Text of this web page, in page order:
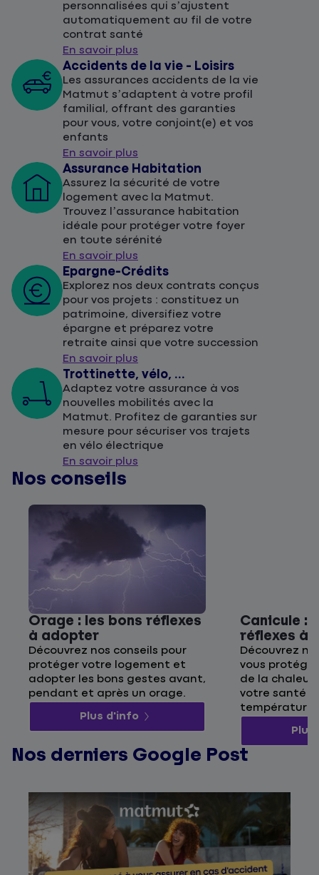
personnalisées qui s’ajustent
automatiquement au fil de votre
contrat santé
En savoir plus
Accidents de la vie - Loisirs
Les assurances accidents de la vie
Matmut s’adaptent à votre profil
familial, offrant des garanties
pour vous, votre conjoint(e) et vos
enfants
En savoir plus
Assurance Habitation
Assurez la sécurité de votre
logement avec la Matmut.
Trouvez l’assurance habitation
idéale pour protéger votre foyer
en toute sérénité
En savoir plus
Epargne-Crédits
Explorez nos deux contrats conçus
pour vos projets : constituez un
patrimoine, diversifiez votre
épargne et préparez votre
retraite ainsi que votre succession
En savoir plus
Trottinette, vélo, ...
Adaptez votre assurance à vos
nouvelles mobilités avec la
Matmut. Profitez de garanties sur
mesure pour sécuriser vos trajets
en vélo électrique
En savoir plus
Nos conseils
Orage : les bons réflexes
à adopter
Découvrez nos conseils pour
protéger votre logement et
adopter les bons gestes avant,
pendant et après un orage.
Plus d'info
Canicule :
réflexes à
Découvrez
vous
de la chaleur
votre santé
Nos derniers Google Post